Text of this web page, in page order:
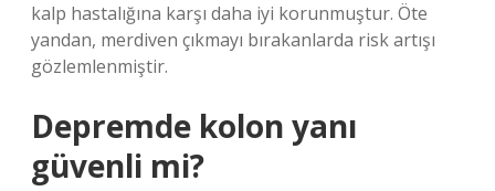
kalp hastalığına karşı daha iyi korunmuştur. Öte
yandan, merdiven çıkmayı bırakanlarda risk artışı
gözlemlenmiştir.
Depremde kolon yanı
güvenli mi?